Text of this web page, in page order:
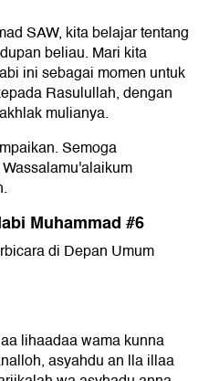
SAW, kita belajar tentang
beliau. Mari kita
ini sebagai momen untuk
Rasulullah, dengan
mulianya.
Semoga
Muhammad #6
di Depan Umum
lihaadaa wama kunna
asyahdu an lla illaa